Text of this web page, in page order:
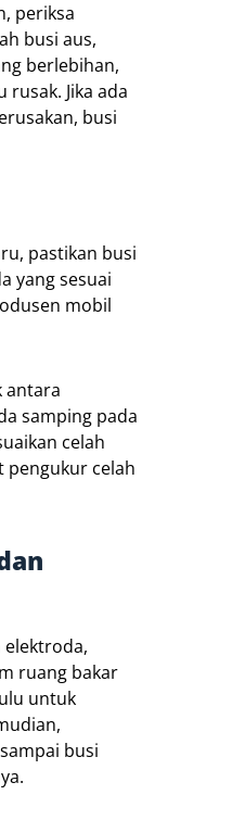
periksa
busi aus,
berlebihan,
Jika ada
busi
pastikan busi
yang sesuai
mobil
antara
samping pada
celah
pengukur celah
elektroda,
ruang bakar
untuk
busi